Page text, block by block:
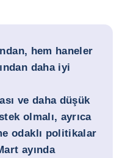
hem haneler
daha iyi
ve daha düşük
olmalı, ayrıca
odaklı politikalar
ayında